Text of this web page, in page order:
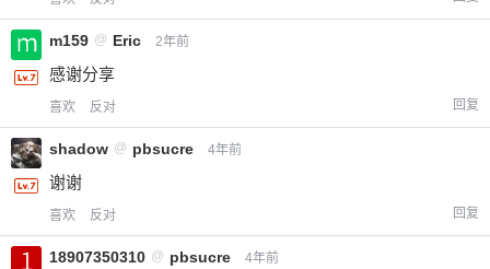
m159 @ Eric 2年前
感谢分享
喜欢 反对 回复
shadow @ pbsucre 4年前
谢谢
喜欢 反对 回复
18907350310 @ pbsucre 4年前